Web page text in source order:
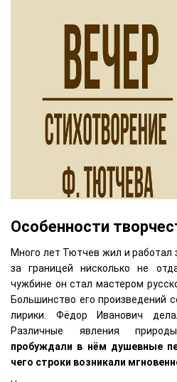
Особенности
Много лет Тютчев жил и работал
за границей нисколько не
чужбине он стал мастером
Большинство его произведений
лирики. Фёдор Иванович
Различные явления
пробуждали в нём душевные
чего строки возникали